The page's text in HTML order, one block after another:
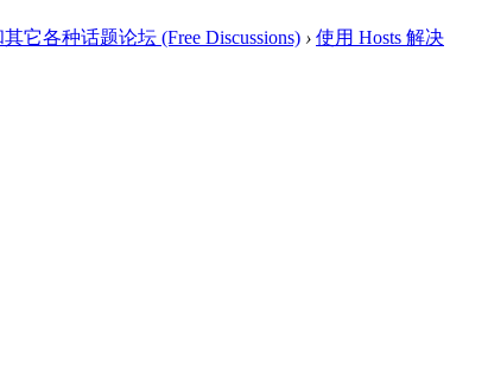
它各种话题论坛 (Free Discussions) › 使用 Hosts 解决